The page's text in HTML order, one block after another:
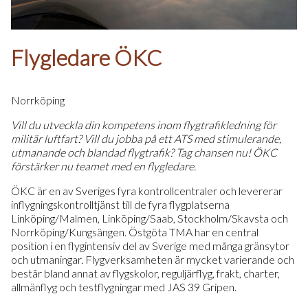
Flygledare ÖKC
Norrköping
Vill du utveckla din kompetens inom flygtrafikledning för
militär luftfart? Vill du jobba på ett ATS med stimulerande,
utmanande och blandad flygtrafik? Tag chansen nu! ÖKC
förstärker nu teamet med en flygledare.
ÖKC är en av Sveriges fyra kontrollcentraler och levererar
inflygningskontrolltjänst till de fyra flygplatserna
Linköping/Malmen, Linköping/Saab, Stockholm/Skavsta och
Norrköping/Kungsängen. Östgöta TMA har en central
position i en flygintensiv del av Sverige med många gränsytor
och utmaningar. Flygverksamheten är mycket varierande och
består bland annat av flygskolor, reguljärflyg, frakt, charter,
allmänflyg och testflygningar med JAS 39 Gripen.